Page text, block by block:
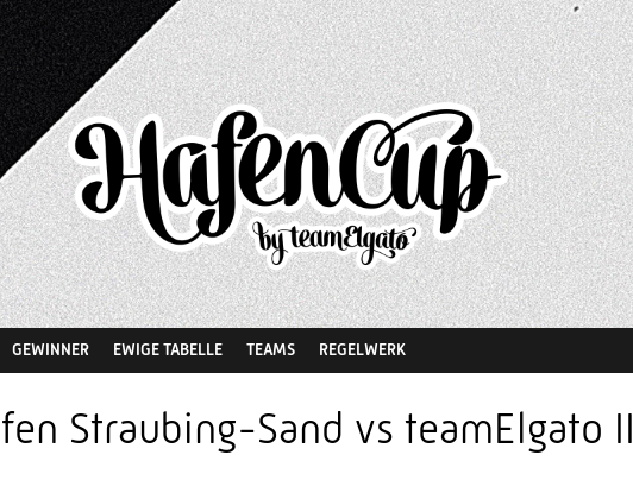
GEWINNER EWIGE TABELLE TEAMS REGELWERK
Straubing-Sand vs teamElgato II